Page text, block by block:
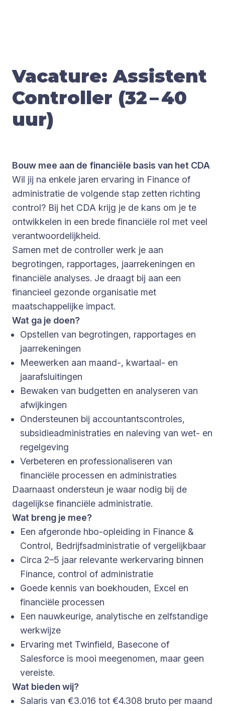
Vaca­tu­re: Assis­tent
Con­trol­ler (32–40
uur)
Bouw mee aan de financiële basis van het CDA
Wil jij na enkele jaren ervaring in Finance of
administratie de volgende stap zetten richting
control? Bij het CDA krijg je de kans om je te
ontwikkelen in een brede financiële rol met veel
verantwoordelijkheid.
Samen met de controller werk je aan
begrotingen, rapportages, jaarrekeningen en
financiële analyses. Je draagt bij aan een
financieel gezonde organisatie met
maatschappelijke impact.
Wat ga je doen?
Opstellen van begrotingen, rapportages en
jaarrekeningen
Meewerken aan maand-, kwartaal- en
jaarafsluitingen
Bewaken van budgetten en analyseren van
afwijkingen
Ondersteunen bij accountantscontroles,
subsidieadministraties en naleving van wet- en
regelgeving
Verbeteren en professionaliseren van
financiële processen en administraties
Daarnaast ondersteun je waar nodig bij de
dagelijkse financiële administratie.
Wat breng je mee?
Een afgeronde hbo-opleiding in Finance &
Control, Bedrijfsadministratie of vergelijkbaar
Circa 2–5 jaar relevante werkervaring binnen
Finance, control of administratie
Goede kennis van boekhouden, Excel en
financiële processen
Een nauwkeurige, analytische en zelfstandige
werkwijze
Ervaring met Twinfield, Basecone of
Salesforce is mooi meegenomen, maar geen
vereiste.
Wat bieden wij?
Salaris van €3.016 tot €4.308 bruto per maand